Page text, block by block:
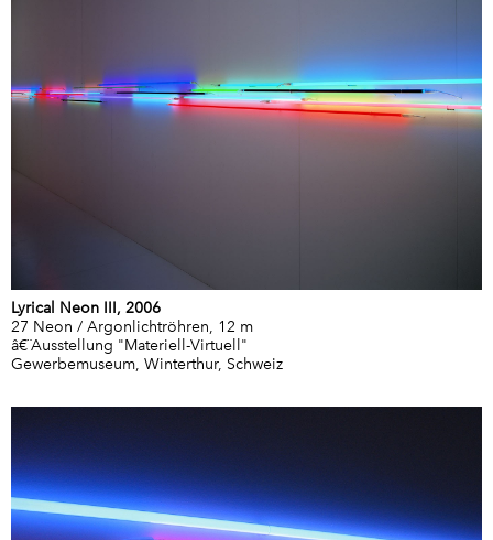
Lyrical Neon III, 2006
27 Neon / Argonlichtröhren, 12 m
â€¨Ausstellung "Materiell-Virtuell"
Gewerbemuseum, Winterthur, Schweiz